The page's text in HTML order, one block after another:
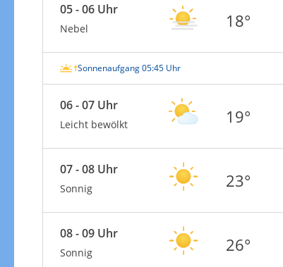
05 - 06 Uhr
Nebel 18°
Sonnenaufgang 05:45 Uhr
06 - 07 Uhr
Leicht bewölkt 19°
07 - 08 Uhr
Sonnig 23°
08 - 09 Uhr
Sonnig 26°